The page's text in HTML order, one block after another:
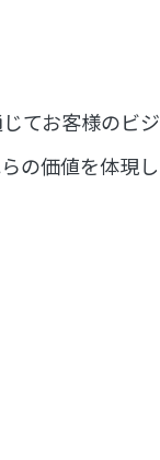
てお客様のビ
の価値を体現